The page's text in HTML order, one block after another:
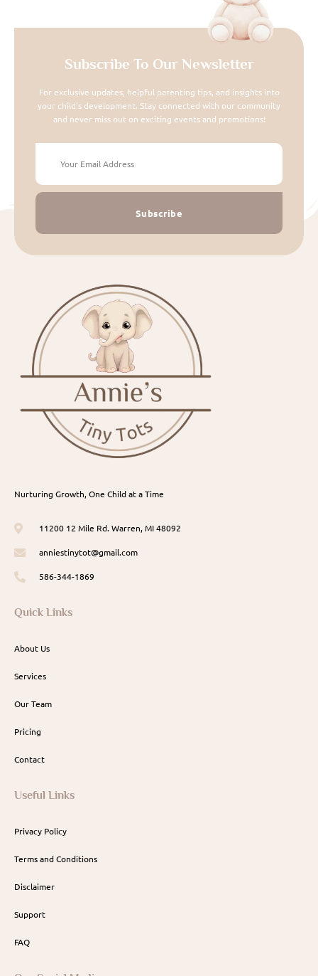
Subscribe To Our Newsletter
For exclusive updates, helpful parenting tips, and insights into
your child's development. Stay connected with our community
and never miss out on exciting events and promotions!
Subscribe
Nurturing Growth, One Child at a Time
11200 12 Mile Rd. Warren, MI 48092
anniestinytot@gmail.com
586-344-1869
Quick Links
About Us
Services
Our Team
Pricing
Contact
Useful Links
Privacy Policy
Terms and Conditions
Disclaimer
Support
FAQ